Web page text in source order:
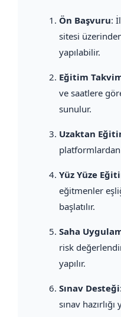
Ön Başvuru:
sitesi
yapılabilir.
Eğitim
ve saatlere
sunulur.
Uzaktan
Yüz Yüze
eğitmenler
başlatılır.
Saha
risk
yapılır.
Sınav Desteği
sınav hazırlığı